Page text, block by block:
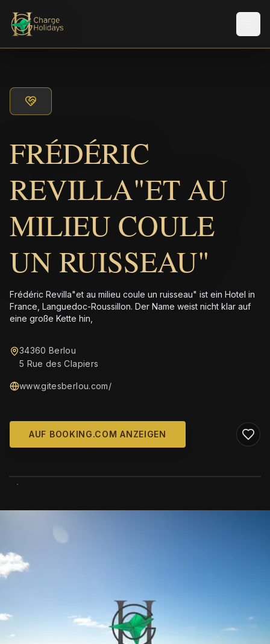
FRÉDÉRIC
REVILLA"ET AU
MILIEU COULE
UN RUISSEAU"
Frédéric Revilla"et au milieu coule un ruisseau" ist ein Hotel in
France, Languedoc-Roussillon. Der Name weist nicht klar auf
eine große Kette hin,
34360 Berlou
5 Rue des Clapiers
www.gitesberlou.com/
AUF BOOKING.COM ANZEIGEN